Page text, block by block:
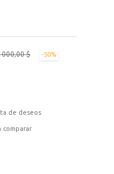
000,00 $ -50%
de deseos
comparar